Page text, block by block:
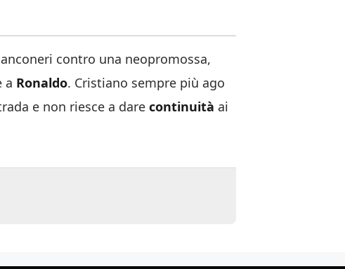
contro una neopromossa,
a Ronaldo. Cristiano sempre più ago
e non riesce a dare continuità ai